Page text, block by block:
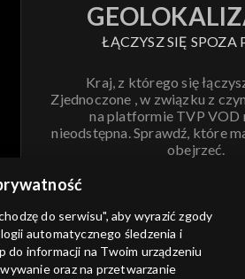
ŁĄCZYSZ SIĘ SPOZA
Kraj, z którego się
Zjednoczone , w związku z
na platformie TVP VOD
nieodstępna. Sprawdź, które
obejrzeć.
ANULUJ
usług
do serwisu", aby wyrazić zgody
automatycznego śledzenia i
do informacji na Twoim urządzeniu
oraz na przetwarzanie